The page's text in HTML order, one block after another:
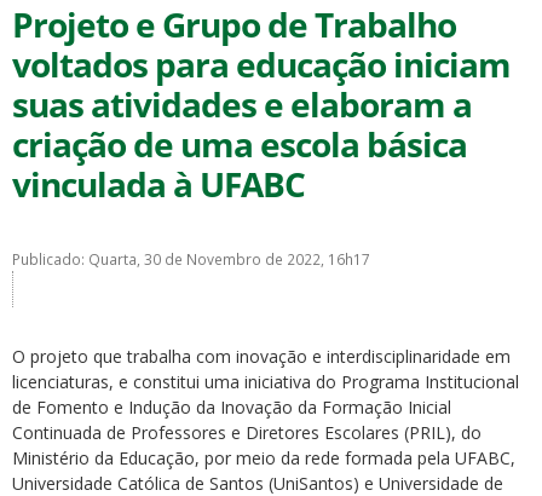
Projeto e Grupo de Trabalho
voltados para educação iniciam
suas atividades e elaboram a
criação de uma escola básica
vinculada à UFABC
Publicado: Quarta, 30 de Novembro de 2022, 16h17
O projeto que trabalha com inovação e interdisciplinaridade em
licenciaturas, e constitui uma iniciativa do Programa Institucional
de Fomento e Indução da Inovação da Formação Inicial
Continuada de Professores e Diretores Escolares (PRIL), do
Ministério da Educação, por meio da rede formada pela UFABC,
Universidade Católica de Santos (UniSantos) e Universidade de